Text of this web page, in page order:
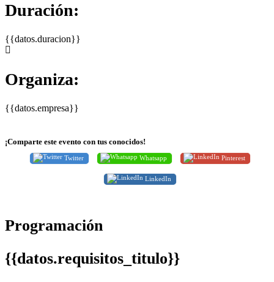
Duración:
{{datos.duracion}}
Organiza:
{{datos.empresa}}
¡Comparte este evento con tus conocidos!
Twitter Whatsapp Pinterest
LinkedIn
Programación
{{datos.requisitos_titulo}}